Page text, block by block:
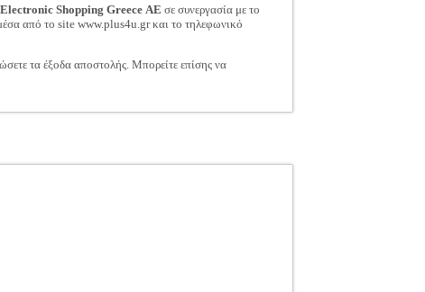
Electronic Shopping Greece ΑΕ σε συνεργασία με το
από το site www.plus4u.gr και το τηλεφωνικό
τα έξοδα αποστολής. Μπορείτε επίσης να